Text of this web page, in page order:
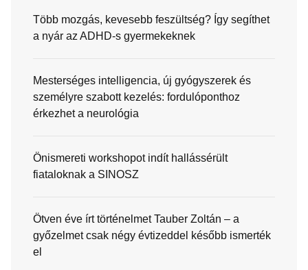
Több mozgás, kevesebb feszültség? Így segíthet
a nyár az ADHD-s gyermekeknek
Mesterséges intelligencia, új gyógyszerek és
személyre szabott kezelés: fordulóponthoz
érkezhet a neurológia
Önismereti workshopot indít hallássérült
fiataloknak a SINOSZ
Ötven éve írt történelmet Tauber Zoltán – a
győzelmet csak négy évtizeddel később ismerték
el